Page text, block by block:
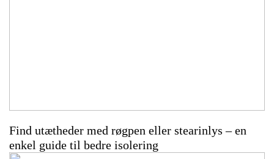
Find utætheder med røgpen eller stearinlys – en
enkel guide til bedre isolering